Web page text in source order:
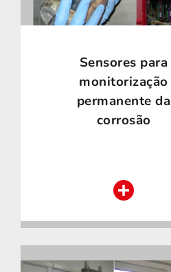
Sensores para
monitorização
permanente da
corrosão